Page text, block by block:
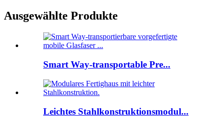
Ausgewählte Produkte
Smart Way-transportable Pre...
Leichtes Stahlkonstruktionsmodul...